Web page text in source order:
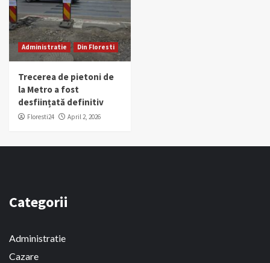
Administratie Din Floresti
Trecerea de pietoni de
la Metro a fost
desființată definitiv
Floresti24 April 2, 2026
Categorii
Administratie
Cazare